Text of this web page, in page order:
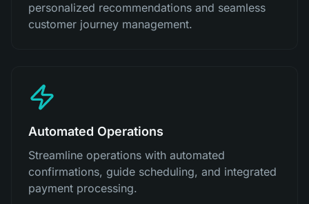
personalized recommendations and seamless
customer journey management.
Automated Operations
Streamline operations with automated
confirmations, guide scheduling, and integrated
payment processing.